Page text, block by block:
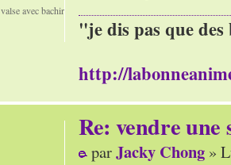
"je dis pas que
http://
valse avec bachir
Re: vendre une
parJacky Chong »